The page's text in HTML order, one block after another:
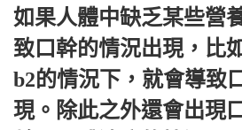
如果人體中缺乏某些營
致口幹的情況出現，比
b2的情況下，就會導致
現。除此之外還會出現